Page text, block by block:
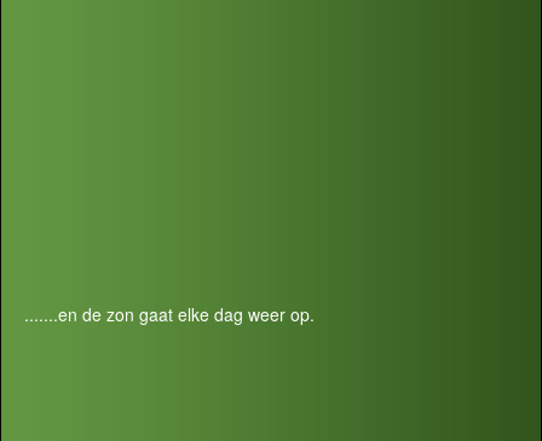
.......en de zon gaat elke dag weer op.